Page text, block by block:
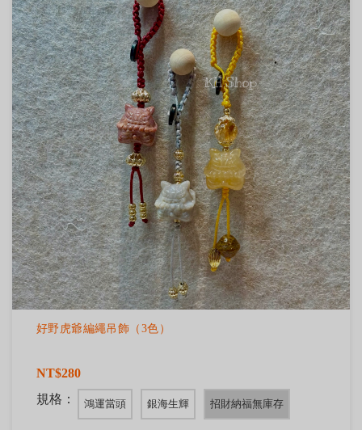
好野虎爺編繩吊飾（3色）
NT$280
規格：
鴻運當頭 銀海生輝 招財納福無庫存